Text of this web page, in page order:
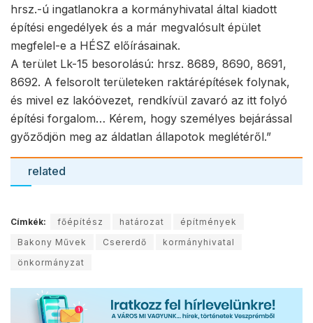
hrsz.-ú ingatlanokra a kormányhivatal által kiadott
építési engedélyek és a már megvalósult épület
megfelel-e a HÉSZ előírásainak.
A terület Lk-15 besorolású: hrsz. 8689, 8690, 8691,
8692. A felsorolt területeken raktárépítések folynak,
és mivel ez lakóövezet, rendkívül zavaró az itt folyó
építési forgalom… Kérem, hogy személyes bejárással
győződjön meg az áldatlan állapotok meglétéről.”
related
Címkék: főépítész határozat
építmények
Bakony Művek
Csererdő
kormányhivatal
önkormányzat